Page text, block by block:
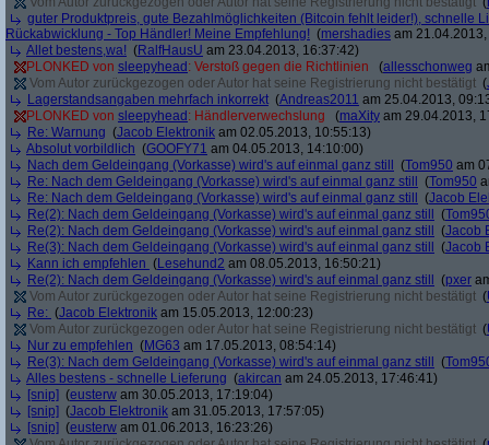
guter Produktpreis, gute Bezahlmöglichkeiten (Bitcoin fehlt leider!), schnelle
Rückabwicklung - Top Händler! Meine Empfehlung! (mershadies am
Allet bestens,wa! (RalfHausU am 23.04.2013, 16:37:42)
PLONKED von sleepyhead : Verstoß gegen die Richtlinien (allesschonweg
Vom Autor zurückgezogen oder Autor hat seine Registrierung nicht bestätigt (
Lagerstandsangaben mehrfach inkorrekt (Andreas2011 am 25.04.2013,
PLONKED von sleepyhead : Händlerverwechslung (maXity am 29.04.2013,
Re: Warnung (Jacob Elektronik am 02.05.2013, 10:55:13)
Absolut vorbildlich (GOOFY71 am 04.05.2013, 14:10:00)
Nach dem Geldeingang (Vorkasse) wird's auf einmal ganz still
(Tom950 am
Re: Nach dem Geldeingang (Vorkasse) wird's auf einmal ganz still
(Tom950
Re: Nach dem Geldeingang (Vorkasse) wird's auf einmal ganz still
(Jacob
Re(2): Nach dem Geldeingang (Vorkasse) wird's auf einmal ganz still
(
Re(2): Nach dem Geldeingang (Vorkasse) wird's auf einmal ganz still
(Jacob
Re(3): Nach dem Geldeingang (Vorkasse) wird's auf einmal ganz still
(Jacob
Kann ich empfehlen (Lesehund2 am 08.05.2013, 16:50:21)
Re(2): Nach dem Geldeingang (Vorkasse) wird's auf einmal ganz still
(pxer
Vom Autor zurückgezogen oder Autor hat seine Registrierung nicht bestätigt (
Re: (Jacob Elektronik am 15.05.2013, 12:00:23)
Vom Autor zurückgezogen oder Autor hat seine Registrierung nicht bestätigt (
Nur zu empfehlen (MG63 am 17.05.2013, 08:54:14)
Re(3): Nach dem Geldeingang (Vorkasse) wird's auf einmal ganz still
(
Alles bestens - schnelle Lieferung (akircan am 24.05.2013, 17:46:41)
[snip] (eusterw am 30.05.2013, 17:19:04)
[snip] (Jacob Elektronik am 31.05.2013, 17:57:05)
[snip] (eusterw am 01.06.2013, 16:23:26)